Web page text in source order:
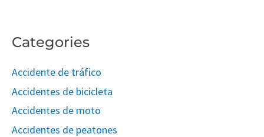
Categories
Accidente de tráfico
Accidentes de bicicleta
Accidentes de moto
Accidentes de peatones